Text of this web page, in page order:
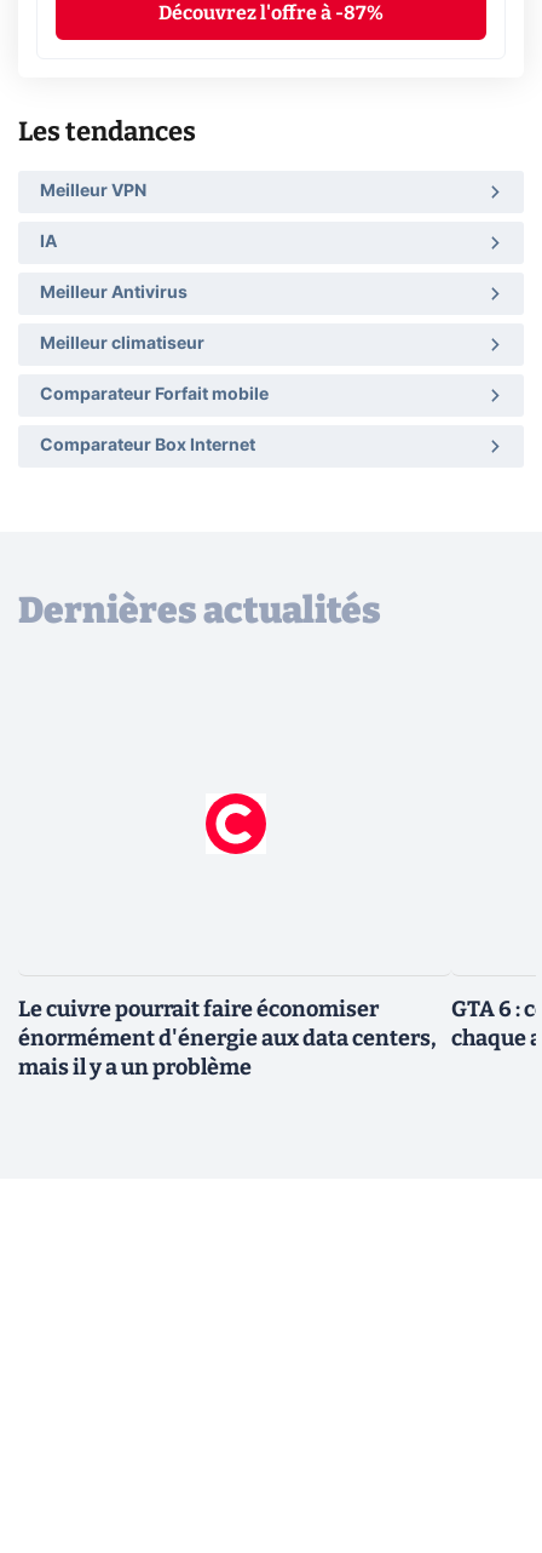
Découvrez l'offre à -87%
Les tendances
Meilleur VPN
IA
Meilleur Antivirus
Meilleur climatiseur
Comparateur Forfait mobile
Comparateur Box Internet
Dernières actualités
Le cuivre pourrait faire économiser
énormément d'énergie aux data centers,
mais il y a un problème
GTA 6 :
chaque